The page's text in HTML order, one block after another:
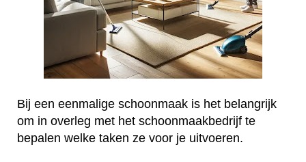
Bij een eenmalige schoonmaak is het belangrijk
om in overleg met het schoonmaakbedrijf te
bepalen welke taken ze voor je uitvoeren.